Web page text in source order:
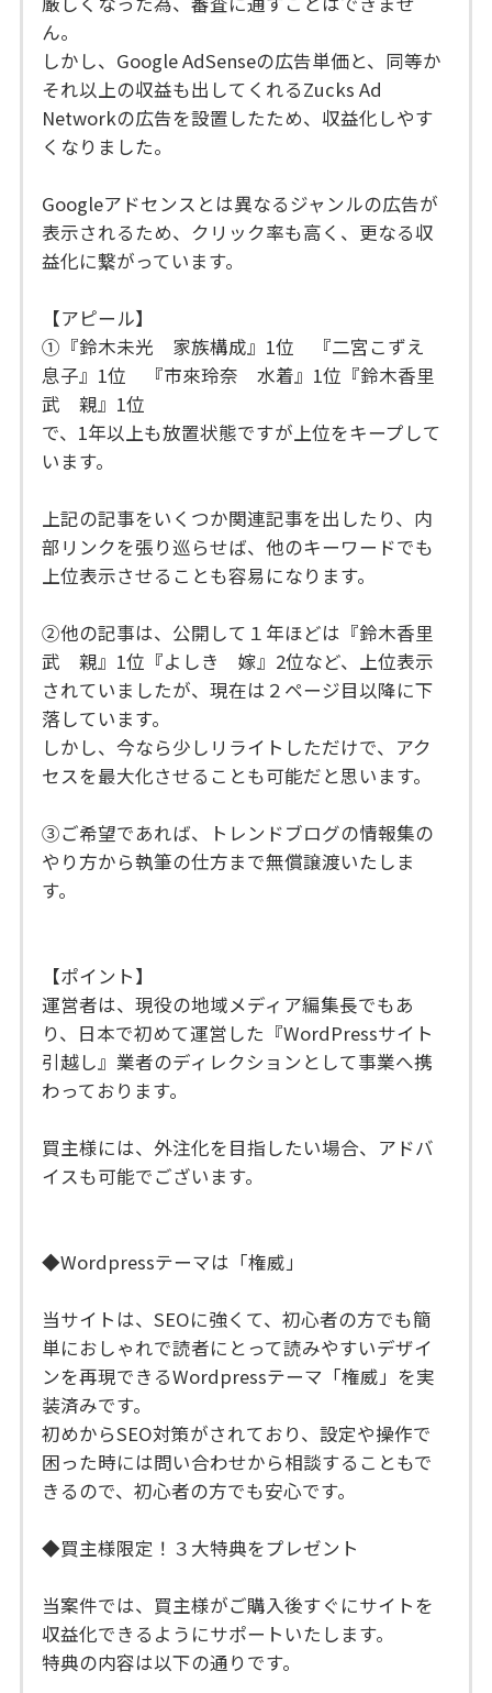
ん。
しかし、Google AdSenseの広告単価と、同等か
それ以上の収益も出してくれるZucks Ad
Networkの広告を設置したため、収益化しやす
くなりました。
Googleアドセンスとは異なるジャンルの広告が
表示されるため、クリック率も高く、更なる収
益化に繋がっています。
【アピール】
①『鈴木未光 家族構成』1位 『二宮こずえ
息子』1位 『市來玲奈 水着』1位『鈴木香里
武 親』1位
で、1年以上も放置状態ですが上位をキープして
います。
上記の記事をいくつか関連記事を出したり、内
部リンクを張り巡らせば、他のキーワードでも
上位表示させることも容易になります。
②他の記事は、公開して１年ほどは『鈴木香里
武 親』1位『よしき 嫁』2位など、上位表示
されていましたが、現在は２ページ目以降に下
落しています。
しかし、今なら少しリライトしただけで、アク
セスを最大化させることも可能だと思います。
③ご希望であれば、トレンドブログの情報集の
やり方から執筆の仕方まで無償譲渡いたしま
す。
【ポイント】
運営者は、現役の地域メディア編集長でもあ
り、日本で初めて運営した『WordPressサイト
引越し』業者のディレクションとして事業へ携
わっております。
買主様には、外注化を目指したい場合、アドバ
イスも可能でございます。
◆Wordpressテーマは「権威」
当サイトは、SEOに強くて、初心者の方でも簡
単におしゃれで読者にとって読みやすいデザイ
ンを再現できるWordpressテーマ「権威」を実
装済みです。
初めからSEO対策がされており、設定や操作で
困った時には問い合わせから相談することもで
きるので、初心者の方でも安心です。
◆買主様限定！３大特典をプレゼント
当案件では、買主様がご購入後すぐにサイトを
収益化できるようにサポートいたします。
特典の内容は以下の通りです。